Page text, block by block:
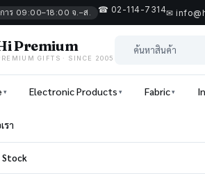
าร 09:00–18:00 จ.–ส. ☎ 02-114-7314✉
Premium
GIFTS · SINCE 2005
Electronic Products Fabric
รา
Stock